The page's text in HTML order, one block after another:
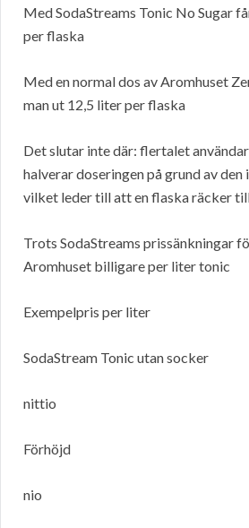
Med SodaStreams Tonic No Sugar
per flaska
Med en normal dos av Aromhuset
man ut 12,5 liter per flaska
Det slutar inte där: flertalet
halverar doseringen på grund av den
vilket leder till att en flaska räcker
Trots SodaStreams prissänkningar
Aromhuset billigare per liter tonic
Exempelpris per liter
SodaStream Tonic utan socker
nittio
Förhöjd
nio